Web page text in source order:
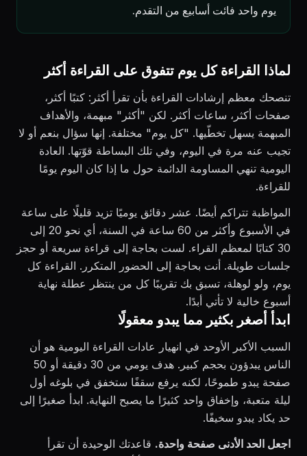
يوم واحد فائت أسابيع من التقدم.
لماذا القراءة كل يوم تتفوق على القراءة أكثر
تنصحك معظم إرشادات القراءة بأن تقرأ أكثر: كتبًا أكثر،
صفحات أكثر، ساعات أكثر. لكن "أكثر" مبهمة، والأهداف
المبهمة يسهل تخطّيها. "كل يوم" مختلفة. إنها سؤال بنعم أو لا
تجيب عنه مرة في اليوم، وفي تلك البساطة قوّتها. العادة
اليومية تنهي المساومة الدائمة حول ما إذا كان اليوم يومًا
للقراءة.
المواظبة تتراكم أيضًا. عشر دقائق يوميًا تزيد قليلًا على ساعة
في الأسبوع وأكثر من 60 ساعة في السنة، أي نحو 20 إلى
30 كتابًا لمعظم القراء. لست بحاجة إلى قراءة سريعة أو حجز
جلسات طويلة. أنت بحاجة إلى الحضور المتكرر. القراءة كل
يوم، ولو لوهلة، تسبق بك تقريبًا كل من ينتظر عطلة نهاية
أسبوع خالية لا تأتي أبدًا.
ابدأ أصغر بكثير مما يبدو معقولًا
السبب الأكبر الأوحد في انهيار عادات القراءة اليومية هو أن
الناس يبدؤون بحجم كبير. هدف يومي من 30 دقيقة أو 50
صفحة يبدو طموحًا، لكنه يرفع سقفًا ستخفق في بلوغه أول
ليلة متعبة، وإخفاق واحد كثيرًا ما يصبح النهاية. ابدأ صغيرًا إلى
حد يكاد يبدو سخيفًا.
اجعل الحد الأدنى صفحة واحدة. قاعدتك الوحيدة أن تقرأ